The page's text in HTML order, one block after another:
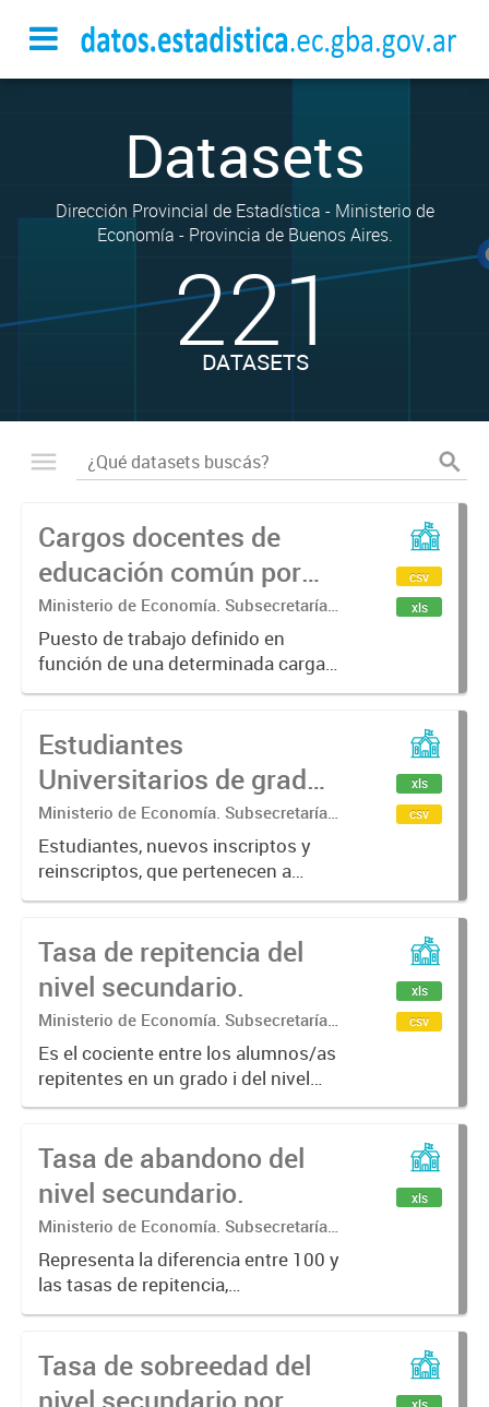
Datasets
Dirección Provincial de Estadística - Ministerio de
Economía - Provincia de Buenos Aires.
221
DATASETS
Cargos docentes de
educación común por
nivel, tipo de gestión y
función.
Ministerio de Economía. Subsecretaría
de Coordinación Económica y
Estadística. Dirección Provincial de
Estadística.
Puesto de trabajo definido en
función de una determinada carga
horaria (organizada de acuerdo a
orgánica funcional de un
establecimiento para funciones
de...
csv
xls
Estudiantes
Universitarios de grado
y pregrado por
institución y gestión.
Total Provincia
Ministerio de Economía. Subsecretaría
de Coordinación Económica y
Estadística. Dirección Provincial de
Estadística.
Estudiantes, nuevos inscriptos y
reinscriptos, que pertenecen a
alguna institución universitaria de
provincia de Buenos Aires por año,
institución y gestión...
xls
csv
Tasa de repitencia del
nivel secundario.
Ministerio de Economía. Subsecretaría
de Coordinación Económica y
Estadística. Dirección Provincial de
Estadística.
Es el cociente entre los alumnos/as
repitentes en un grado i del nivel
secundario en el año calendario t+1,
grado i del o secundario en el año t
por 100; por...
xls
csv
Tasa de abandono del
nivel secundario.
Ministerio de Economía. Subsecretaría
de Coordinación Económica y
Estadística. Dirección Provincial de
Estadística.
Representa la diferencia entre 100 y
las tasas de repitencia,
reinscripción y promoción efectiva,
xls
Tasa de sobreedad del